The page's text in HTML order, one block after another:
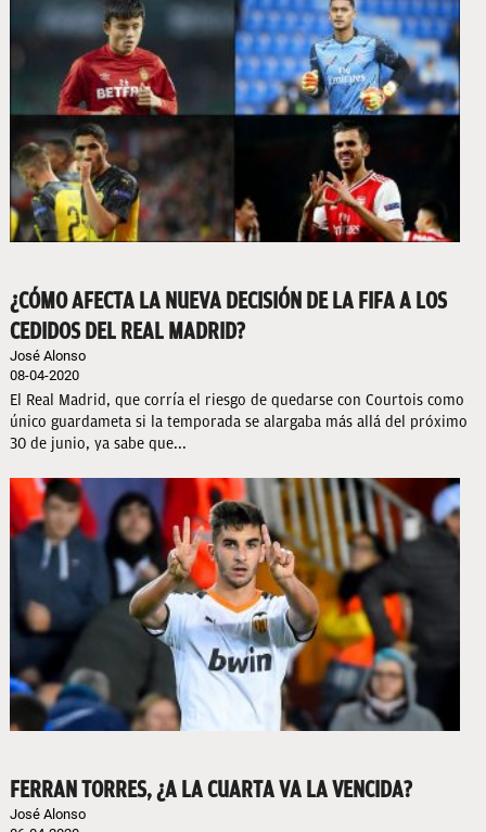
¿CÓMO AFECTA LA NUEVA DECISIÓN DE LA FIFA A LOS
CEDIDOS DEL REAL MADRID?
José Alonso
08-04-2020
El Real Madrid, que corría el riesgo de quedarse con Courtois como
único guardameta si la temporada se alargaba más allá del próximo
30 de junio, ya sabe que...
FERRAN TORRES, ¿A LA CUARTA VA LA VENCIDA?
José Alonso